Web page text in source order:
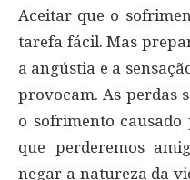
Aceitar que o
tarefa fácil. Mas
a angústia e a
provocam. As perdas
o sofrimento
que perderemos
negar a natureza da